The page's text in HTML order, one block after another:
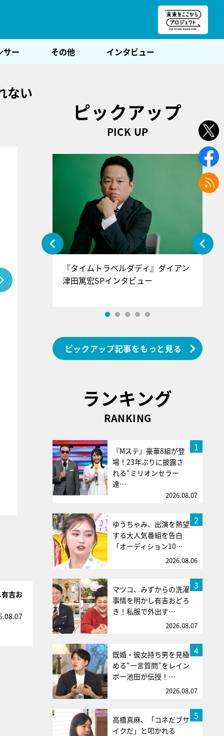
サー その他 インタビュー
ない
吉お
ピックアップ
PICK UP
』＝LOV
インタ
『タイムトラベルダディ』ダイアン
津田篤宏SPインタビュー
ピックアップ記事をもっと見る
ランキング
RANKING
1
『Mステ』豪華8組が登
場！23年ぶりに披露さ
れる“ミリオンセラー
達…
2026.08.07
2
ゆうちゃみ、出演を熱望
する大人気番組を告白
「オーディション10…
2026.08.06
3
マツコ、みずからの洗濯
事情を明かし有吉おどろ
き！私服で外出す…
2026.08.07
4
既婚・彼女持ち男を見極
める“一言質問”をレイン
ボー池田が伝授！…
2026.08.07
5
高橋真麻、「コネだブサ
イクだ」と叩かれる